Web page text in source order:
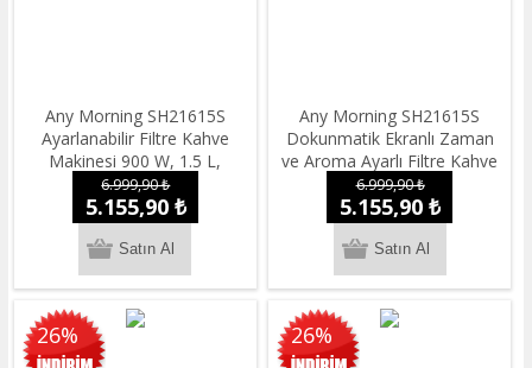
Any Morning SH21615S
Ayarlanabilir Filtre Kahve
Makinesi 900 W, 1.5 L,
Dokunmatik LCD Ekranlı,
Demleme Yoğunluk Ayarlı
6.999,90 ₺
5.155,90 ₺
Any Morning SH21615S
Dokunmatik Ekranlı Zaman
ve Aroma Ayarlı Filtre Kahve
Makinesi Bakır Rengi
6.999,90 ₺
5.155,90 ₺
26% 26%